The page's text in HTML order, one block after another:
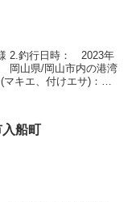
2.釣行日時： 2023年
岡山県/岡山市内の港湾
キエ、付けエサ)：
船町